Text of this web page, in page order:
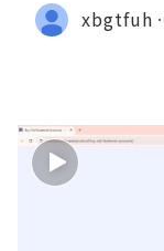
xbgtfuh